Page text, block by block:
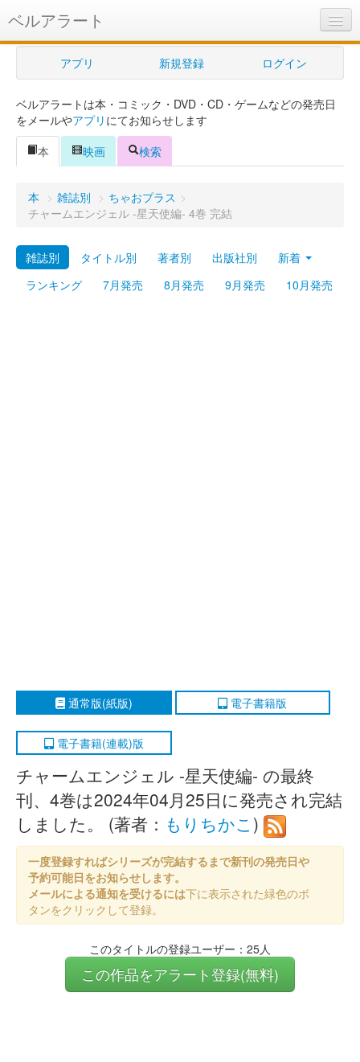
ベルアラート
ベルアラートとは
ヘルプ
新規登録
ログイン
購入管理
Myシェルフ
プレミアム
アプリ 新規登録 ログイン
ベルアラートは本・コミック・DVD・CD・ゲームなどの発売日
をメールやアプリ にてお知らせします
本
映画 検索
本 > 雑誌別 > ちゃおプラス >
チャームエンジェル -星天使編- 4巻 完結
雑誌別 タイトル別 著者別 出版社別
新着
ランキング
7月発売 8月発売 9月発売 10月発売
通常版(紙版) 電子書籍版
電子書籍(連載)版
チャームエンジェル -星天使編- の最終
刊、4巻は2024年04月25日に発売され完結
しました。 (著者： もりちかこ )
一度登録すればシリーズが完結するまで新刊の発売日や
予約可能日をお知らせします。
メールによる通知を受けるには下に表示された緑色のボ
タンをクリックして登録。
このタイトルの登録ユーザー：25人
この作品をアラート登録(無料)